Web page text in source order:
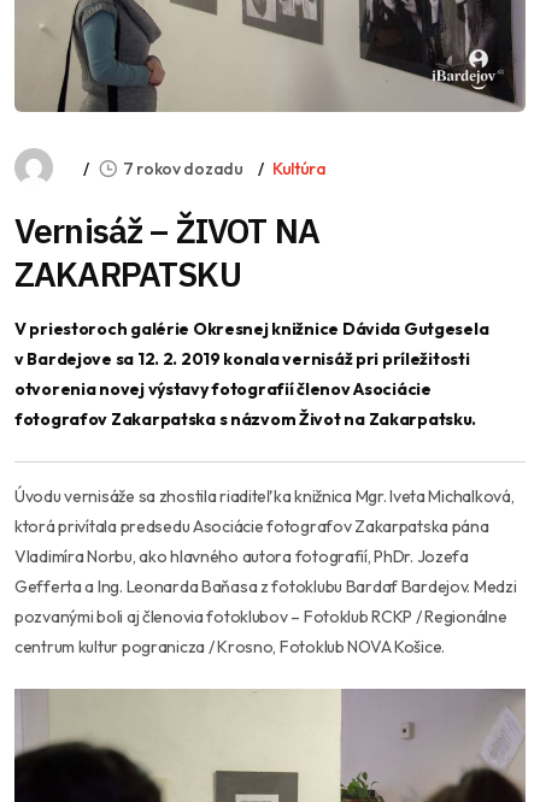
7 rokov dozadu Kultúra
Vernisáž – ŽIVOT NA
ZAKARPATSKU
V priestoroch galérie Okresnej knižnice Dávida Gutgesela
v Bardejove sa 12. 2. 2019 konala vernisáž pri príležitosti
otvorenia novej výstavy fotografií členov Asociácie
fotografov Zakarpatska s názvom Život na Zakarpatsku.
Úvodu vernisáže sa zhostila riaditeľka knižnica Mgr. Iveta Michalková,
ktorá privítala predsedu Asociácie fotografov Zakarpatska pána
Vladimíra Norbu, ako hlavného autora fotografií, PhDr. Jozefa
Gefferta a Ing. Leonarda Baňasa z fotoklubu Bardaf Bardejov. Medzi
pozvanými boli aj členovia fotoklubov – Fotoklub RCKP / Regionálne
centrum kultur pogranicza / Krosno, Fotoklub NOVA Košice.